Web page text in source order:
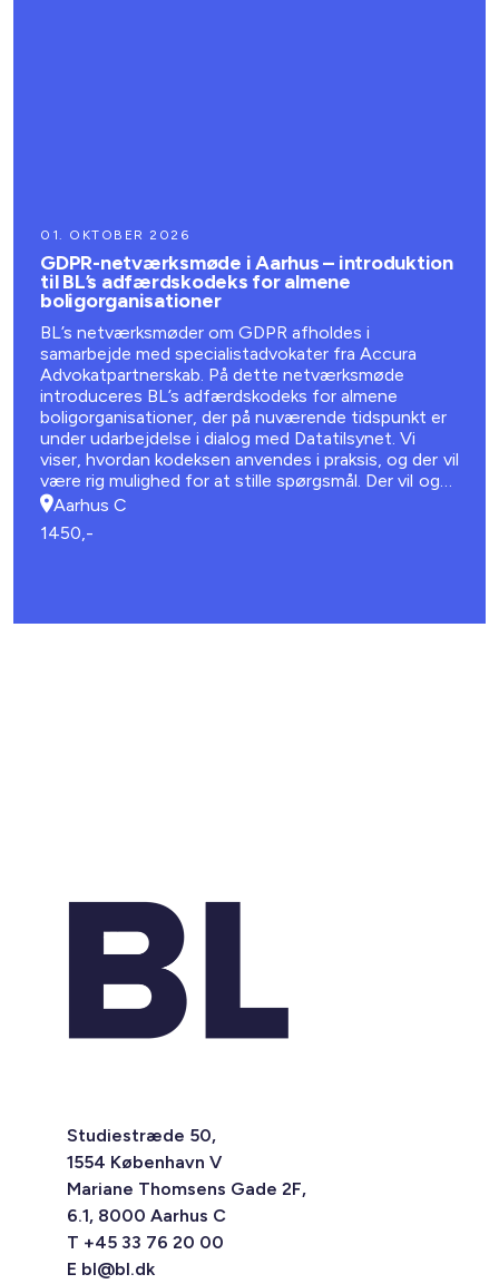
01. OKTOBER 2026
GDPR-netværksmøde i Aarhus – introduktion
til BL’s adfærdskodeks for almene
boligorganisationer
BL’s netværksmøder om GDPR afholdes i
samarbejde med specialistadvokater fra Accura
Advokatpartnerskab. På dette netværksmøde
introduceres BL’s adfærdskodeks for almene
boligorganisationer, der på nuværende tidspunkt er
under udarbejdelse i dialog med Datatilsynet. Vi
viser, hvordan kodeksen anvendes i praksis, og der vil
være rig mulighed for at stille spørgsmål. Der vil også
være plads til generel erfaringsudveksling om GDPR
Aarhus C
1450,-
Studiestræde 50,
1554 København V
Mariane Thomsens Gade 2F,
6.1, 8000 Aarhus C
T +45 33 76 20 00
E bl@bl.dk